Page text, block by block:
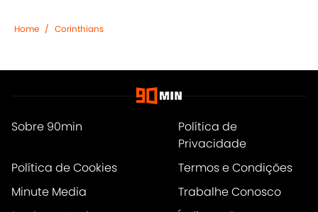
Home / Corinthians
Sobre 90min
Política de
Privacidade
Política de Cookies
Termos e Condições
Minute Media
Trabalhe Conosco